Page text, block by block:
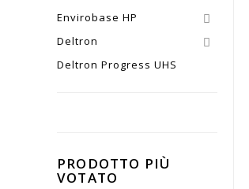
Envirobase HP 
Deltron 
Deltron Progress UHS
PRODOTTO PIÙ
VOTATO